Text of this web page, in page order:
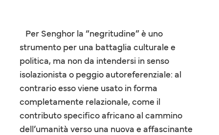
Per Senghor la “negritudine” è uno
strumento per una battaglia culturale e
politica, ma non da intendersi in senso
isolazionista o peggio autoreferenziale: al
contrario esso viene usato in forma
completamente relazionale, come il
contributo specifico africano al cammino
dell’umanità verso una nuova e affascinante